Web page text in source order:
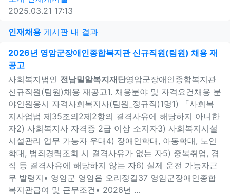
2025.03.21 17:13
인재채용 게시판 내 결과
2026년 영암군장애인종합복지관 신규직원(팀원) 채용 재
공고
새창으로 보기
사회복지법인 전남밀알복지재단영암군장애인종합복지관
신규직원(팀원)채용 재공고1. 채용분야 및 자격요건채용 분
야인원응시 자격사회복지사(팀원_정규직)1명1) 「사회복
지사업법 제35조의2제2항의 결격사유에 해당하지 아니한
자2) 사회복지사 자격증 2급 이상 소지자3) 사회복지시설
시설관리 업무 가능자 우대4) 장애인학대, 아동학대, 노인
학대, 범죄경력조회 시 결격사유가 없는 자5) 중복취업, 겸
직 등 결격사유에 해당하지 않는 자6) 실제 운전 가능자근
무 발령지• 영암군 영암읍 오리정길37 영암군장애인종합
복지관급여 및 근무조건• 2026년 …